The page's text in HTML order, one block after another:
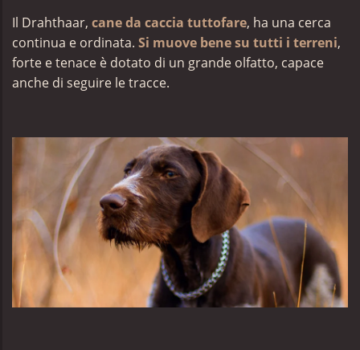
Il Drahthaar, cane da caccia tuttofare, ha una cerca
continua e ordinata. Si muove bene su tutti i terreni,
forte e tenace è dotato di un grande olfatto, capace
anche di seguire le tracce.